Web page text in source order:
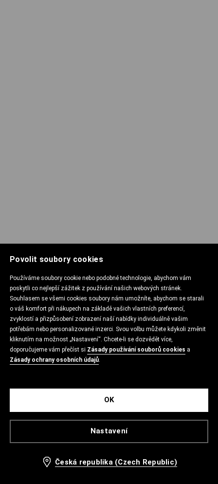
Povolit soubory cookies
Používáme soubory cookie nebo podobné technologie, abychom vám
poskytli co nejlepší zážitek z používání našich webových stránek.
Souhlasem se všemi cookies soubory nám umožníte, abychom se starali
o váš komfort při nákupech na základě vašich vlastních preferencí,
zvyklostí a přizpůsobení zobrazení naší nabídky individuálně vašim
potřebám nebo personalizované inzerci. Svou volbu můžete kdykoli změnit
kliknutím na možnost „Nastavení“. Chcete-li se dozvědět více,
doporučujeme vám přečíst si Zásady používání souborů cookies a
Zásady ochrany osobních údajů.
Nastavení
OK
Česká republika (Czech Republic)